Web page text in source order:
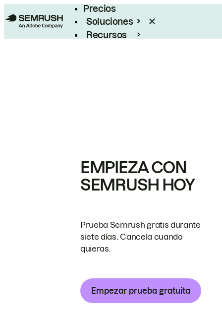
Precios
Soluciones
Recursos
EMPIEZA CON
SEMRUSH HOY
Prueba Semrush gratis durante
siete días. Cancela cuando
quieras.
Empezar prueba gratuita